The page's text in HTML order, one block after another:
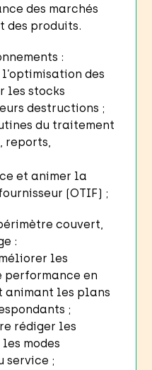
des marchés
des produits.
:
des
les stocks
destructions ;
du traitement
reports,
et animer la
(OTIF) ;
couvert,
:
les
performance en
animant les plans
;
rédiger les
modes
service ;